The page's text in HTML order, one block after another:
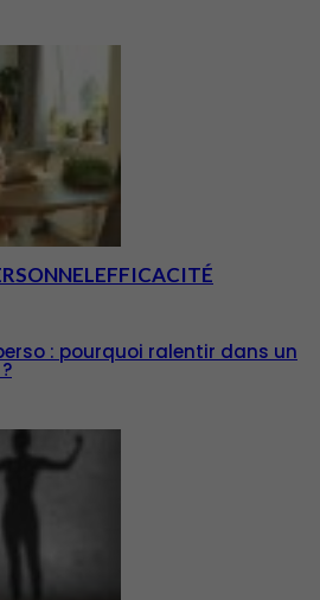
EFFICACITÉ
: pourquoi ralentir dans un